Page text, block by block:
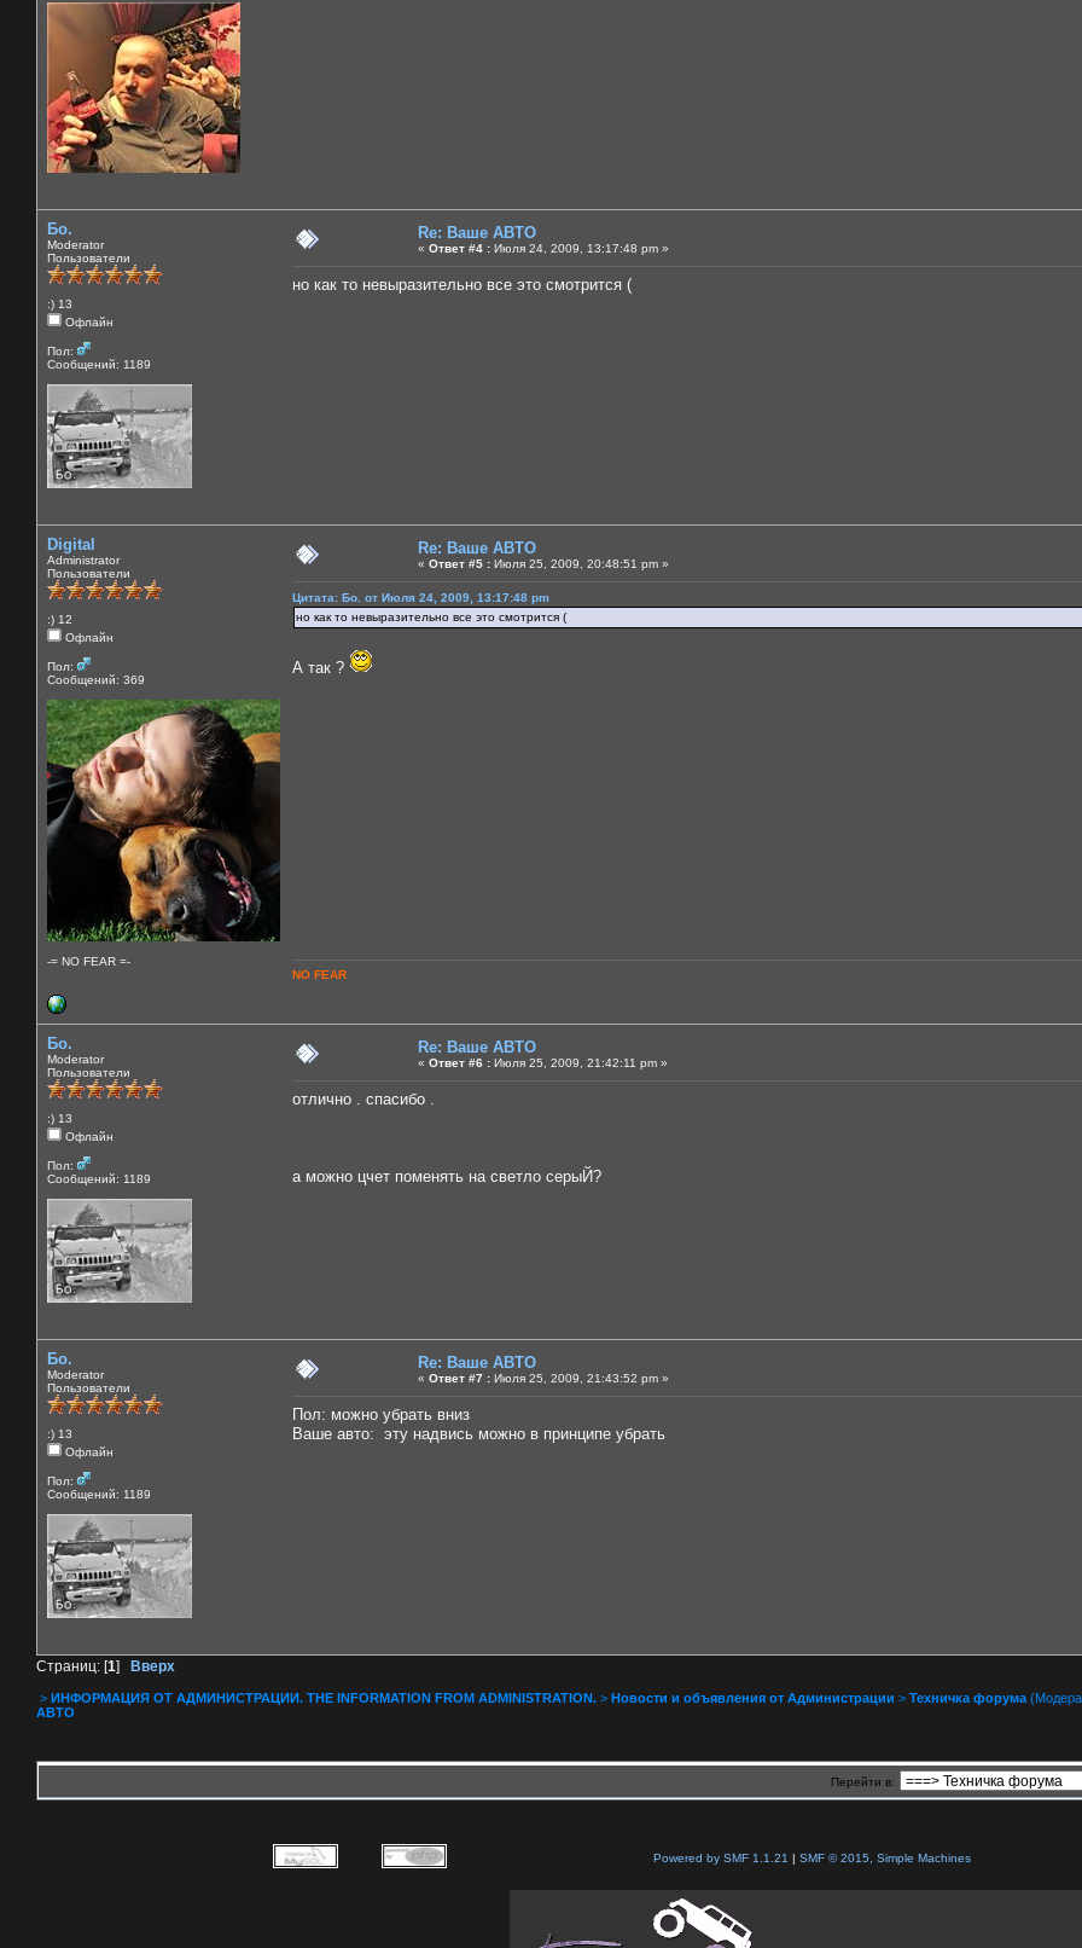
Бо.
Moderator
Пользователи
:) 13
Офлайн
Пол:
Сообщений: 1189
Re: Ваше АВТО
« Ответ #4 : Июля 24, 2009, 13:17:48 pm »
но как то невыразительно все это смотрится (
Digital
Administrator
Пользователи
:) 12
Офлайн
Пол:
Сообщений: 369
-= NO FEAR =-
Re: Ваше АВТО
« Ответ #5 : Июля 25, 2009, 20:48:51 pm »
Цитата: Бо. от Июля 24, 2009, 13:17:48 pm
но как то невыразительно все это смотрится (
А так ?
NO FEAR
Бо.
Moderator
Пользователи
:) 13
Офлайн
Пол:
Сообщений: 1189
Re: Ваше АВТО
« Ответ #6 : Июля 25, 2009, 21:42:11 pm »
отлично . спасибо .
а можно цчет поменять на светло серыЙ?
Бо.
Moderator
Пользователи
:) 13
Офлайн
Пол:
Сообщений: 1189
Re: Ваше АВТО
« Ответ #7 : Июля 25, 2009, 21:43:52 pm »
Пол: можно убрать вниз
Ваше авто: эту надвись можно в принципе убрать
Страниц: [1] Вверх
> ИНФОРМАЦИЯ ОТ АДМИНИСТРАЦИИ. THE INFORMATION FROM ADMINISTRATION. > Новости и объявления от Администрации > Техничка форума
АВТО
Перейти в:
Powered by SMF 1.1.21 | SMF © 2015, Simple Machines